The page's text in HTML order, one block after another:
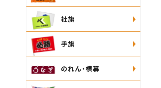
社旗
手旗
のれん・横幕